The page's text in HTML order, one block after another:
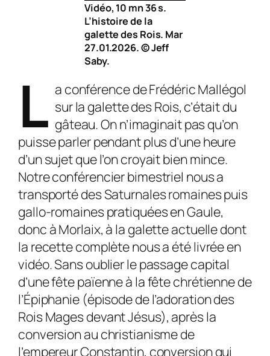
Vidéo, 10 mn 36 s.
L’histoire de la
galette des Rois. Mar
27.01.2026. © Jeff
Saby.
L a conférence de Frédéric Mallégol
sur la galette des Rois, c’était du
gâteau. On n’imaginait pas qu’on
puisse parler pendant plus d’une heure
d’un sujet que l’on croyait bien mince.
Notre conférencier bimestriel nous a
transporté des Saturnales romaines puis
gallo-romaines pratiquées en Gaule,
donc à Morlaix, à la galette actuelle dont
la recette complète nous a été livrée en
vidéo. Sans oublier le passage capital
d’une fête païenne à la fête chrétienne de
l’Épiphanie (épisode de l’adoration des
Rois Mages devant Jésus), après la
conversion au christianisme de
l’empereur Constantin, conversion qui